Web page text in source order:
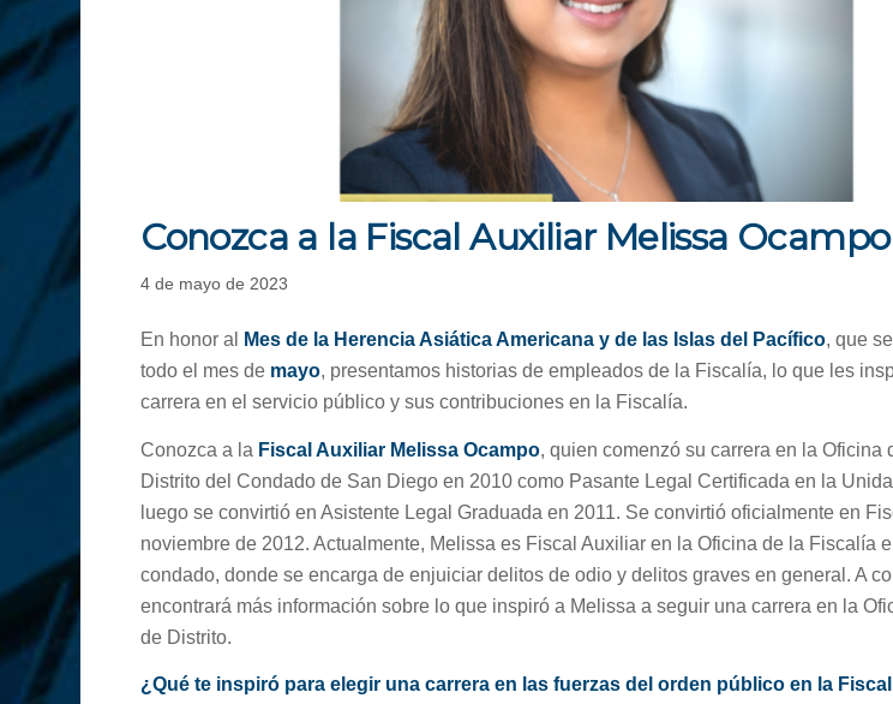
Conozca a la Fiscal Auxiliar Melissa Ocampo
4 de mayo de 2023
En honor al Mes de la Herencia Asiática Americana y de las Islas del Pacífico, que
todo el mes de mayo, presentamos historias de empleados de la Fiscalía, lo que les
carrera en el servicio público y sus contribuciones en la Fiscalía.
Conozca a la Fiscal Auxiliar Melissa Ocampo, quien comenzó su carrera en la Oficina
Distrito del Condado de San Diego en 2010 como Pasante Legal Certificada en la
luego se convirtió en Asistente Legal Graduada en 2011. Se convirtió oficialmente en
noviembre de 2012. Actualmente, Melissa es Fiscal Auxiliar en la Oficina de la Fiscalía
condado, donde se encarga de enjuiciar delitos de odio y delitos graves en general. A
encontrará más información sobre lo que inspiró a Melissa a seguir una carrera en la
de Distrito.
¿Qué te inspiró para elegir una carrera en las fuerzas del orden público en la